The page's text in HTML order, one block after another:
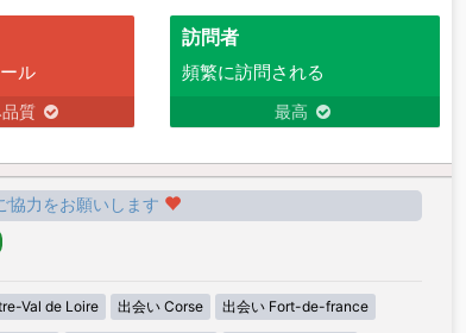
ル
質
訪問者
頻繁に訪問される
最高
協力をお願いします
Val de Loire 出会い Corse 出会い Fort-de-france